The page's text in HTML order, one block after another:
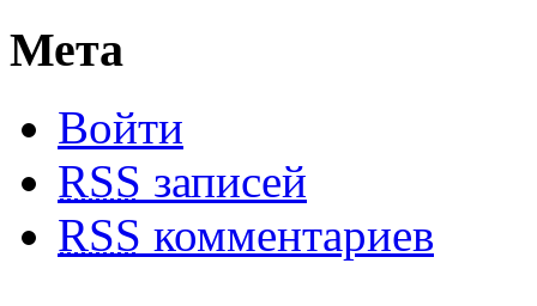
Мета
Войти
RSS записей
RSS комментариев